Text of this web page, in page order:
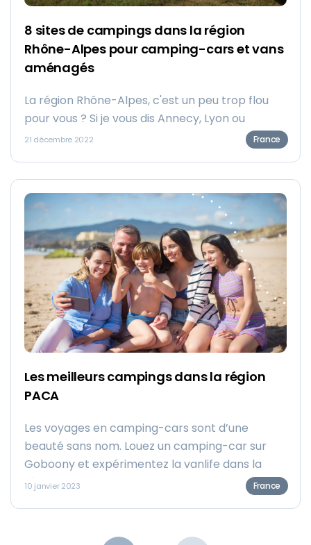
8 sites de campings dans la région
Rhône-Alpes pour camping-cars et vans
aménagés
La région Rhône-Alpes, c'est un peu trop flou
pour vous ? Si je vous dis Annecy, Lyon ou
Grenoble, ça vous parle ? Venez découvrir les 8
de ces villes !
21 décembre 2022 France
Les meilleurs campings dans la région
PACA
Les voyages en camping-cars sont d’une
beauté sans nom. Louez un camping-car sur
Goboony et expérimentez la vanlife dans la
région PACA ! Voici une liste des plus beaux
10 janvier 2023 France